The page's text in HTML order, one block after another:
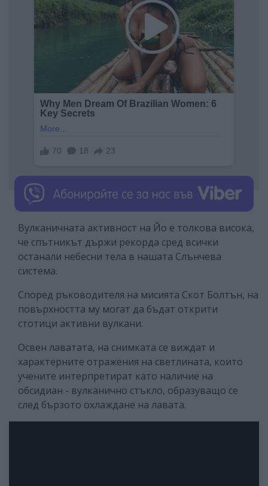
Вулканичната активност на Йо е толкова висока,
че спътникът държи рекорда сред всички
останали небесни тела в нашата Слънчева
система.
Според ръководителя на мисията Скот Болтън, на
повърхността му могат да бъдат открити
стотици активни вулкани.
Освен лаватата, на снимката се виждат и
характерните отражения на светлината, които
учените интерпретират като наличие на
обсидиан - вулканично стъкло, образуващо се
след бързото охлаждане на лавата.